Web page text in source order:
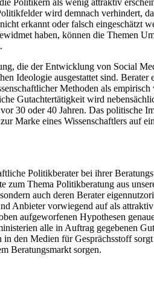
Politikern als wenig attraktiv
wird demnach verhindert,
erkannt oder falsch
haben, können die Themen
die der Entwicklung von Social
Ideologie ausgestattet sind.
Methoden als
Gutachtertätigkeit wird
30 oder 40 Jahren. Das politische
Marke eines Wissenschaftlers auf
Politikberater bei ihrer
Thema Politikberatung aus
auch deren Berater
vorwiegend auf als
aufgeworfenen Hypothesen
alle in Auftrag gegebenen
den Medien für Gesprächsstoff
Beratungsmarkt sorgen.